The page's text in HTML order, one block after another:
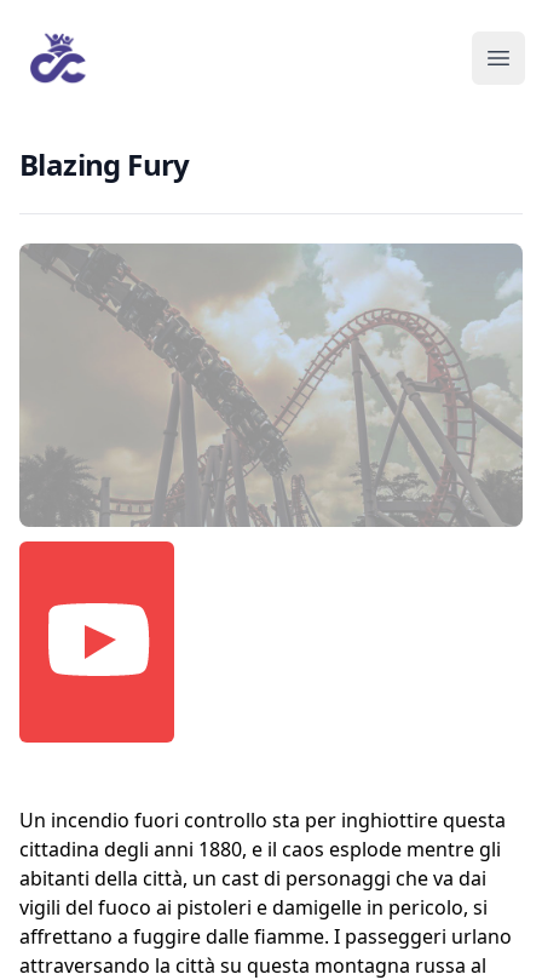
Blazing Fury
Un incendio fuori controllo sta per inghiottire questa
cittadina degli anni 1880, e il caos esplode mentre gli
abitanti della città, un cast di personaggi che va dai
vigili del fuoco ai pistoleri e damigelle in pericolo, si
affrettano a fuggire dalle fiamme. I passeggeri urlano
attraversando la città su questa montagna russa al